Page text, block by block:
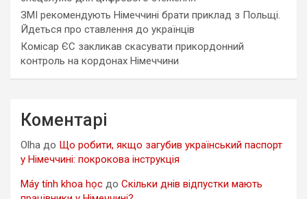
ЗМІ рекомендують Німеччині брати приклад з Польщі.
Йдеться про ставлення до українців
Комісар ЄС закликав скасувати прикордонний
контроль на кордонах Німеччини
Коментарі
Olha до Що робити, якщо загубив український паспорт
у Німеччині: покрокова інструкція
Máy tính khoa học до Скільки днів відпустки мають